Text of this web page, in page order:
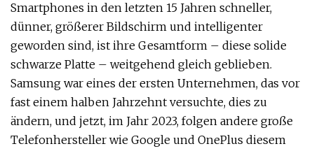
Smartphones in den letzten 15 Jahren schneller,
dünner, größerer Bildschirm und intelligenter
geworden sind, ist ihre Gesamtform – diese solide
schwarze Platte – weitgehend gleich geblieben.
Samsung war eines der ersten Unternehmen, das vor
fast einem halben Jahrzehnt versuchte, dies zu
ändern, und jetzt, im Jahr 2023, folgen andere große
Telefonhersteller wie Google und OnePlus diesem